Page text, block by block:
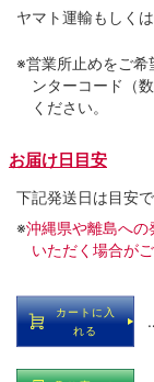
ヤマト運輸もしく
※営業所止めをご希
ンターコード（
ください。
お届け日目安
下記発送日は目安で
※沖縄県や離島への
いただく場合がご
カートに入
れる